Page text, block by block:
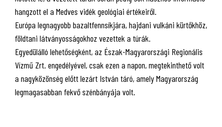
hangzott el a Medves vidék geológiai értékeiről.
Európa legnagyobb bazaltfennsíkjára, hajdani vulkáni kürtőkhöz,
földtani látványosságokhoz vezettek a túrák.
Egyedülálló lehetőségként, az Észak-Magyarországi Regionális
Vízmű Zrt. engedélyével, csak ezen a napon, megtekinthető volt
a nagyközönség előtt lezárt István táró, amely Magyarország
legmagasabban fekvő szénbányája volt.